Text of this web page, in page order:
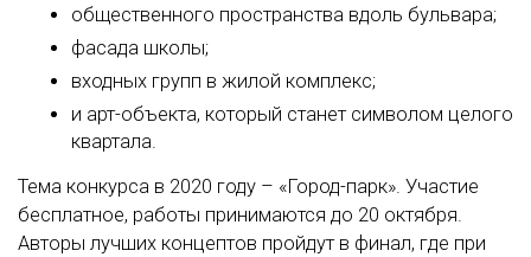
общественного пространства вдоль бульвара;
фасада школы;
входных групп в жилой комплекс;
и арт-объекта, который станет символом целого
квартала.
Тема конкурса в 2020 году – «Город-парк». Участие
бесплатное, работы принимаются до 20 октября.
Авторы лучших концептов пройдут в финал, где при